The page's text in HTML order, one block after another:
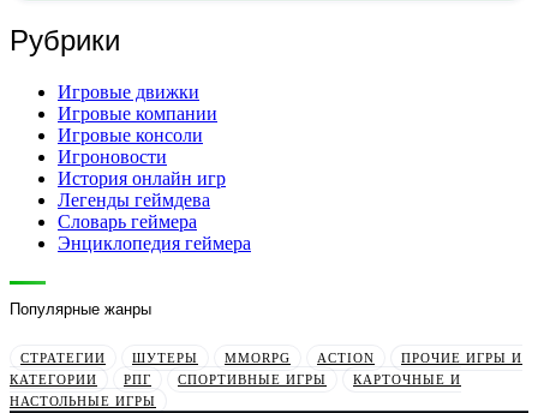
Рубрики
Игровые движки
Игровые компании
Игровые консоли
Игроновости
История онлайн игр
Легенды геймдева
Словарь геймера
Энциклопедия геймера
Популярные жанры
СТРАТЕГИИ ШУТЕРЫ MMORPG ACTION
ПРОЧИЕ ИГРЫ И
КАТЕГОРИИ
РПГ СПОРТИВНЫЕ ИГРЫ
КАРТОЧНЫЕ И
НАСТОЛЬНЫЕ ИГРЫ